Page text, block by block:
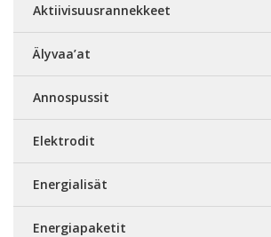
Aktiivisuusrannekkeet
Älyvaa’at
Annospussit
Elektrodit
Energialisät
Energiapaketit